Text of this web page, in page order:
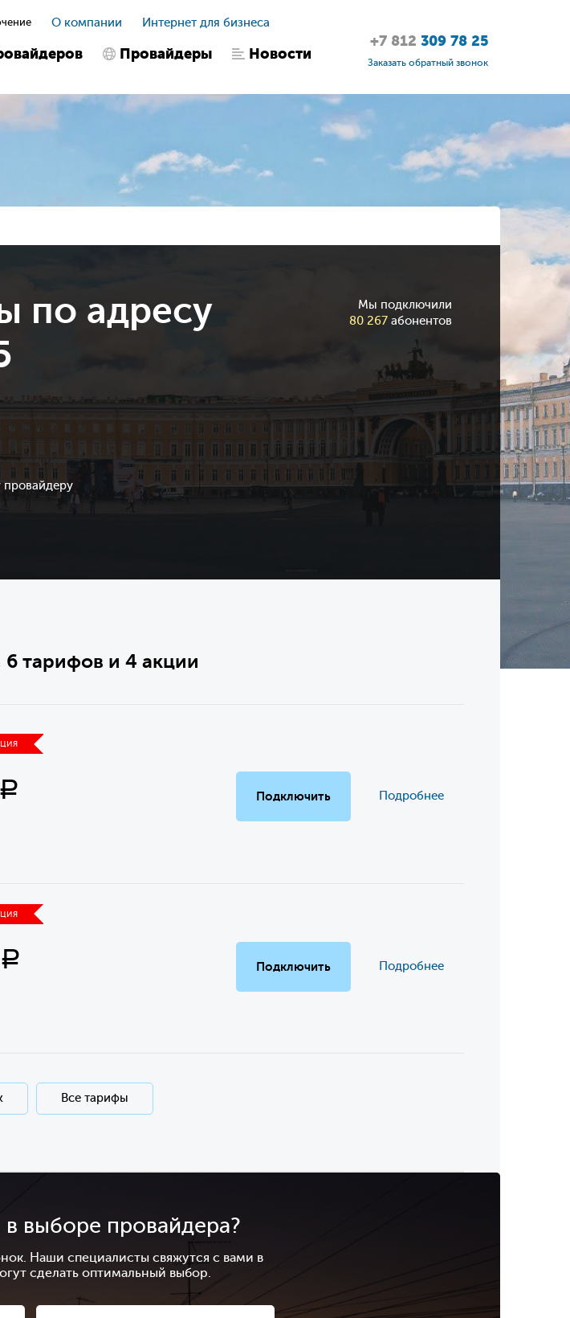
О компании Интернет для бизнеса
Провайдеры Новости
+7 812 309 78 25
Заказать обратный звонок
Мы подключили
80 267 абонентов
по адресу
тарифов и 4 акции
Р Подключить Подробнее
Р Подключить Подробнее
Все тарифы
в выборе провайдера?
Наши специалисты свяжутся с вами в
сделать оптимальный выбор.